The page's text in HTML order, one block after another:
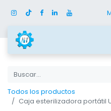
Todos los productos
Caja esterilizadora portátil